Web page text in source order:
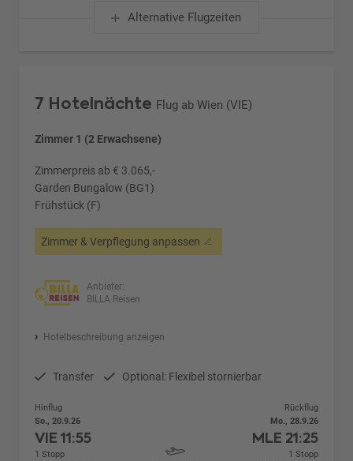
Alternative Flugzeiten
7 Hotelnächte Flug ab Wien (VIE)
Zimmer 1 (2 Erwachsene)
Zimmerpreis ab € 3.065,-
Garden Bungalow (BG1)
Frühstück (F)
Zimmer & Verpflegung anpassen
Anbieter:
BILLA Reisen
Hotelbeschreibung anzeigen
Transfer Optional: Flexibel stornierbar
Hinflug
So., 20.9.26
VIE11:55
1 Stopp
Rückflug
Mo., 28.9.26
MLE 21:25
1 Stopp